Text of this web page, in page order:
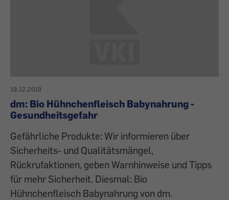
19.12.2019
dm: Bio Hühnchenfleisch Babynahrung -
Gesundheitsgefahr
Gefährliche Produkte: Wir informieren über
Sicherheits- und Qualitätsmängel,
Rückrufaktionen, geben Warnhinweise und Tipps
für mehr Sicherheit. Diesmal: Bio
Hühnchenfleisch Babynahrung von dm.